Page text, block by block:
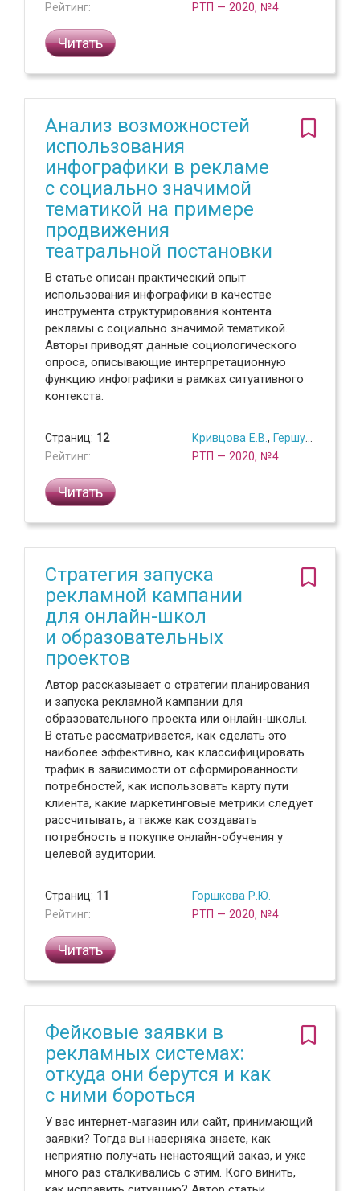
Рейтинг:
РТП — 2020, №4
Читать
Анализ возможностей
использования
инфографики в рекламе
с социально значимой
тематикой на примере
продвижения
театральной постановки
В статье описан практический опыт
использования инфографики в качестве
инструмента структурирования контента
рекламы с социально значимой тематикой.
Авторы приводят данные социологического
опроса, описывающие интерпретационную
функцию инфографики в рамках ситуативного
контекста.
Страниц: 12
Рейтинг:
Кривцова Е.В. , Гершун М.В.
РТП — 2020, №4
Читать
Стратегия запуска
рекламной кампании
для онлайн-школ
и образовательных
проектов
Автор рассказывает о стратегии планирования
и запуска рекламной кампании для
образовательного проекта или онлайн-школы.
В статье рассматривается, как сделать это
наиболее эффективно, как классифицировать
трафик в зависимости от сформированности
потребностей, как использовать карту пути
клиента, какие маркетинговые метрики следует
рассчитывать, а также как создавать
потребность в покупке онлайн-обучения у
целевой аудитории.
Страниц: 11
Рейтинг:
Горшкова Р.Ю.
РТП — 2020, №4
Читать
Фейковые заявки в
рекламных системах:
откуда они берутся и как
с ними бороться
У вас интернет-магазин или сайт, принимающий
заявки? Тогда вы наверняка знаете, как
неприятно получать ненастоящий заказ, и уже
много раз сталкивались с этим. Кого винить,